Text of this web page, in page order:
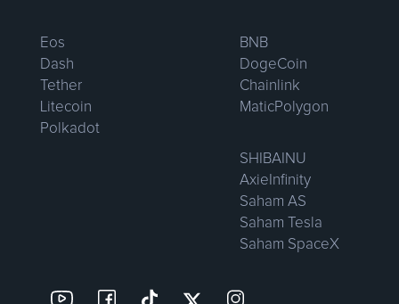
Eos
Dash
Tether
Litecoin
Polkadot
BNB
DogeCoin
Chainlink
MaticPolygon
SHIBAINU
AxieInfinity
Saham AS
Saham Tesla
Saham SpaceX